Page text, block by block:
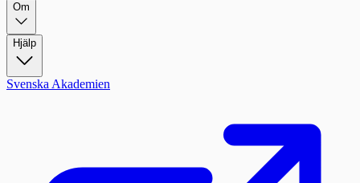
Om
Hjälp
Svenska Akademien